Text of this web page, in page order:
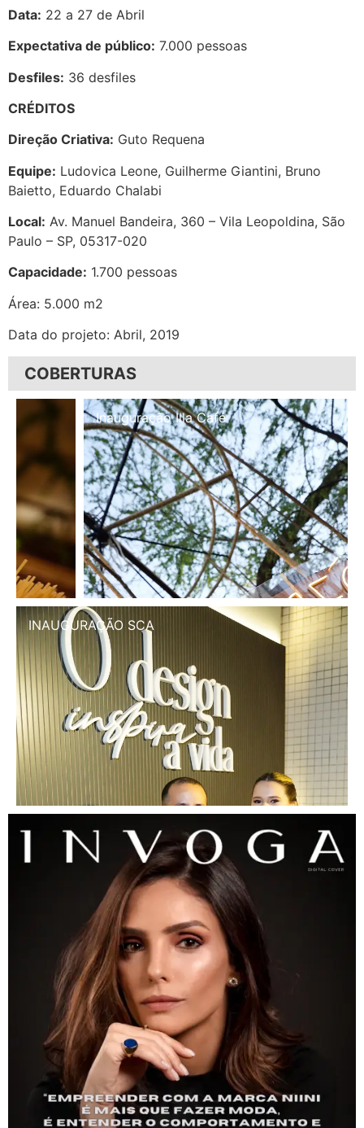
Data: 22 a 27 de Abril
Expectativa de público: 7.000 pessoas
Desfiles: 36 desfiles
CRÉDITOS
Direção Criativa: Guto Requena
Equipe: Ludovica Leone, Guilherme Giantini, Bruno
Baietto, Eduardo Chalabi
Local: Av. Manuel Bandeira, 360 – Vila Leopoldina, São
Paulo – SP, 05317-020
Capacidade: 1.700 pessoas
Área: 5.000 m2
Data do projeto: Abril, 2019
COBERTURAS
Inauguração Illa Café
INAUGURAÇÃO SCA